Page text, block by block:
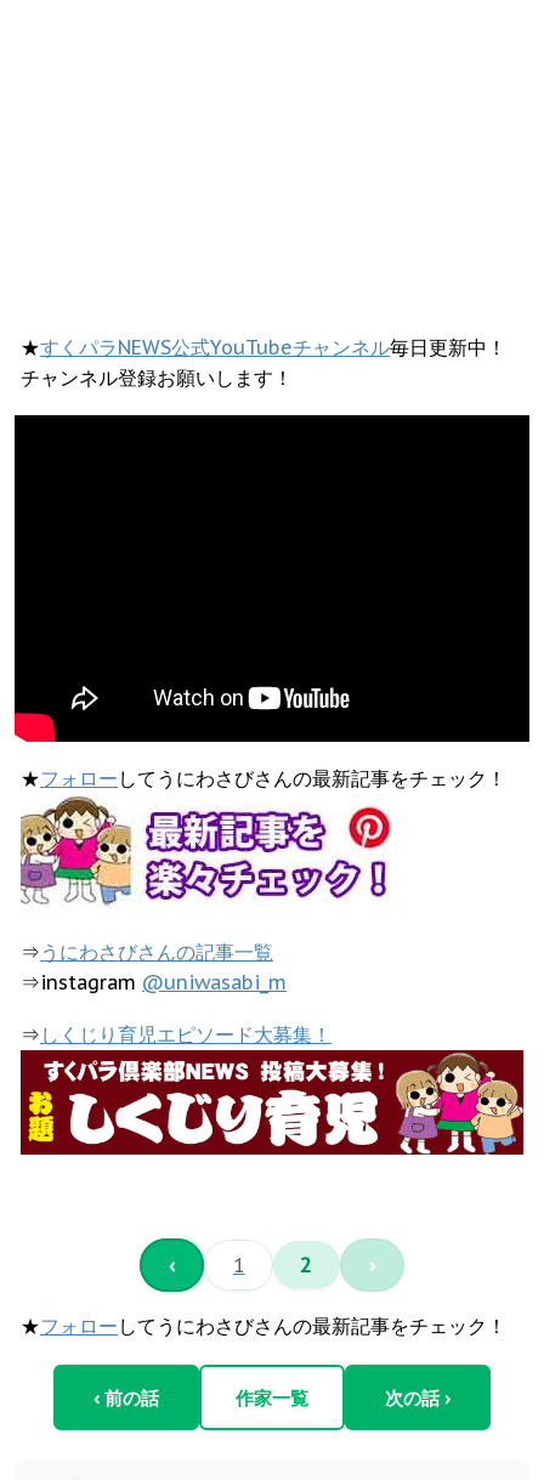
★すくパラNEWS公式YouTubeチャンネル毎日更新中！
チャンネル登録お願いします！
★フォロー してうにわさびさんの最新記事をチェック！
⇒ うにわさびさんの記事一覧
⇒instagram @uniwasabi_m
⇒ しくじり育児エピソード大募集！
‹ 1 2 ›
★フォロー してうにわさびさんの最新記事をチェック！
‹ 前の話 作家一覧 次の話 ›